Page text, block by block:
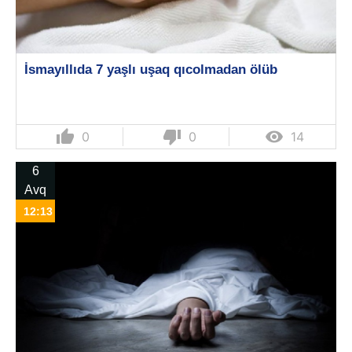
İsmayıllıda 7 yaşlı uşaq qıcolmadan ölüb
thumb_up 0 thumb_down 0  14
6
Avq
12:13